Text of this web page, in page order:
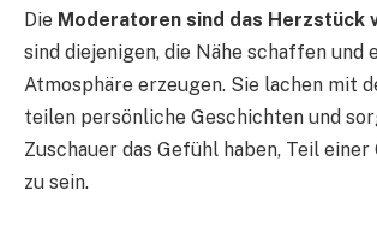
Die Moderatoren sind das Herzstück
sind diejenigen, die Nähe schaffen und
Atmosphäre erzeugen. Sie lachen mit
teilen persönliche Geschichten und
Zuschauer das Gefühl haben, Teil
zu sein.